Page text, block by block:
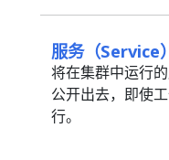
服务（Service）
将在集群中运行
公开出去，即使
行。